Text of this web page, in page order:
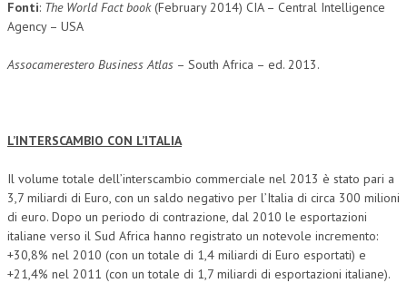
Fonti: The World Fact book(February 2014) CIA – Central Intelligence
Agency – USA
Assocamerestero Business Atlas – South Africa – ed. 2013.
L’INTERSCAMBIO CON L’ITALIA
Il volume totale dell’interscambio commerciale nel 2013 è stato pari a
3,7 miliardi di Euro, con un saldo negativo per l’Italia di circa 300 milioni
di euro. Dopo un periodo di contrazione, dal 2010 le esportazioni
italiane verso il Sud Africa hanno registrato un notevole incremento:
+30,8% nel 2010 (con un totale di 1,4 miliardi di Euro esportati) e
+21,4% nel 2011 (con un totale di 1,7 miliardi di esportazioni italiane).